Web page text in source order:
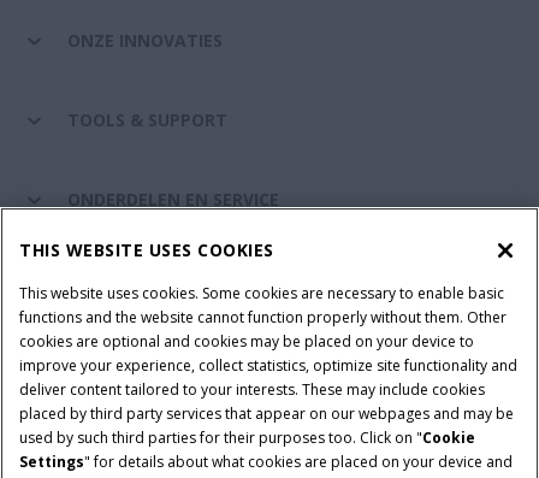
ONZE INNOVATIES
TOOLS & SUPPORT
ONDERDELEN EN SERVICE
Gebruiksvoorwaarden Privacy Policy
Impressum
Cookie Settings
Telematics privacyverklaring
© 2025 CNH Industrial America LLC. All Rights Reserved. Case IH is a
THIS WEBSITE USES COOKIES
This website uses cookies. Some cookies are necessary to enable basic
functions and the website cannot function properly without them. Other
cookies are optional and cookies may be placed on your device to
improve your experience, collect statistics, optimize site functionality and
deliver content tailored to your interests. These may include cookies
placed by third party services that appear on our webpages and may be
used by such third parties for their purposes too. Click on "Cookie
Settings" for details about what cookies are placed on your device and